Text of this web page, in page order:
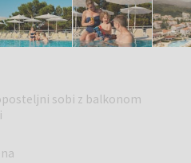
sobi z balkonom